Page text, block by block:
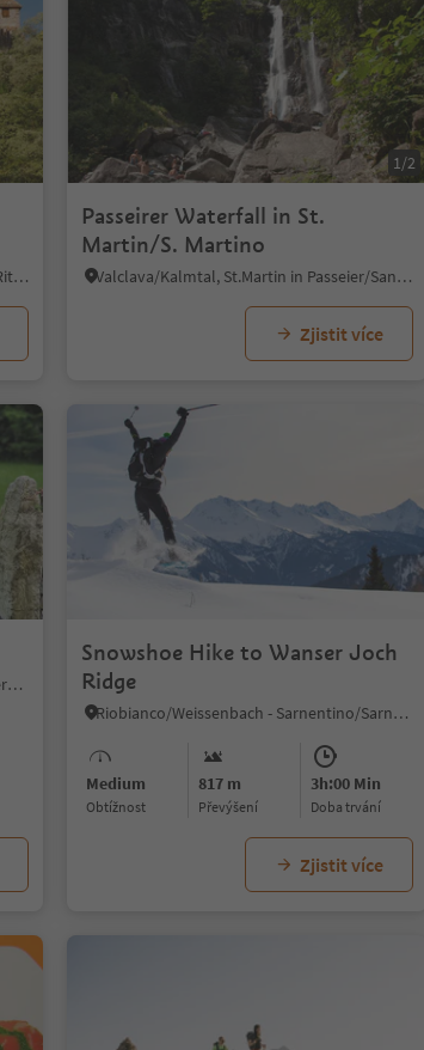
S. Osvaldo/St. Oswald - Bolzano/Bozen, Ritten/Renon, Bolzano/Bozen and environs
1/2
Passeirer Waterfall in St.
Martin/S. Martino
Valclava/Kalmtal, St.Martin in Passeier/San Martino in Passiria, Meran/Merano and environs
Zjistit více
Colle Isarco/Gossensaß, Brenner/Brennero, Sterzing/Vipiteno and environs
Snowshoe Hike to Wanser Joch
Ridge
Riobianco/Weissenbach - Sarnentino/Sarntal, St.Leonhard in Passeier/San Leonardo in Passiria, Meran/Merano and environs
Medium
Obtížnost
817 m
Převýšení
3h:00 Min
doba trvání
Zjistit více